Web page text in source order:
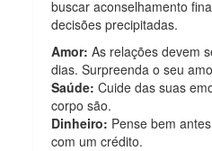
buscar aconselhamento
decisões precipitadas.
Amor: As relações devem
dias. Surpreenda o seu
Saúde: Cuide das suas
corpo são.
Dinheiro: Pense bem
com um crédito.